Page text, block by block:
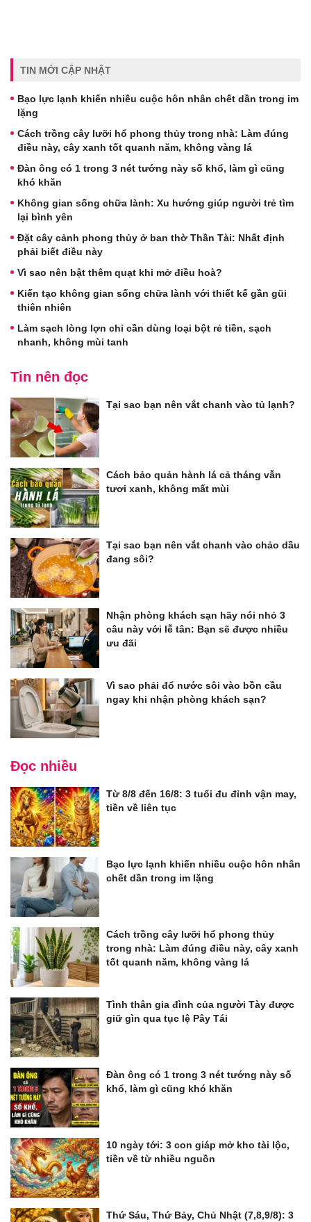
TIN MỚI CẬP NHẬT
Bạo lực lạnh khiến nhiều cuộc hôn nhân chết dần trong im
lặng
Cách trồng cây lưỡi hổ phong thủy trong nhà: Làm đúng
điều này, cây xanh tốt quanh năm, không vàng lá
Đàn ông có 1 trong 3 nét tướng này số khổ, làm gì cũng
khó khăn
Không gian sống chữa lành: Xu hướng giúp người trẻ tìm
lại bình yên
Đặt cây cảnh phong thủy ở ban thờ Thần Tài: Nhất định
phải biết điều này
Vì sao nên bật thêm quạt khi mở điều hoà?
Kiến tạo không gian sống chữa lành với thiết kế gần gũi
thiên nhiên
Làm sạch lòng lợn chỉ cần dùng loại bột rẻ tiền, sạch
nhanh, không mùi tanh
Tin nên đọc
Tại sao bạn nên vắt chanh vào tủ lạnh?
Cách bảo quản hành lá cả tháng vẫn
tươi xanh, không mất mùi
Tại sao bạn nên vắt chanh vào chảo dầu
đang sôi?
Nhận phòng khách sạn hãy nói nhỏ 3
câu này với lễ tân: Bạn sẽ được nhiều
ưu đãi
Vì sao phải đổ nước sôi vào bồn cầu
ngay khi nhận phòng khách sạn?
Đọc nhiều
Từ 8/8 đến 16/8: 3 tuổi đu đỉnh vận may,
tiền về liên tục
Bạo lực lạnh khiến nhiều cuộc hôn nhân
chết dần trong im lặng
Cách trồng cây lưỡi hổ phong thủy
trong nhà: Làm đúng điều này, cây xanh
tốt quanh năm, không vàng lá
Tình thân gia đình của người Tày được
giữ gìn qua tục lệ Pây Tái
Đàn ông có 1 trong 3 nét tướng này số
khổ, làm gì cũng khó khăn
10 ngày tới: 3 con giáp mở kho tài lộc,
tiền về từ nhiều nguồn
Thứ Sáu, Thứ Bảy, Chủ Nhật (7,8,9/8): 3